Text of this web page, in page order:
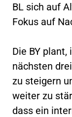
BL sich auf
Fokus auf
Die BY
nächsten
zu steigern
weiter zu
dass ein